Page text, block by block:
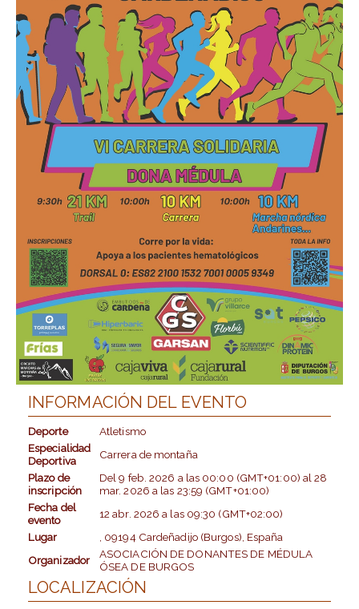
INFORMACIÓN DEL EVENTO
Deporte
Atletismo
Especialidad
Deportiva
Carrera de montaña
Plazo de
inscripción
Del9 feb. 2026 a las 00:00 (GMT+01:00) al28
mar. 2026 a las 23:59 (GMT+01:00)
Fecha del
evento
12 abr. 2026 a las 09:30 (GMT+02:00)
Lugar
, 09194 Cardeñadijo (Burgos), España
Organizador
ASOCIACIÓN DE DONANTES DE MÉDULA
ÓSEA DE BURGOS
LOCALIZACIÓN